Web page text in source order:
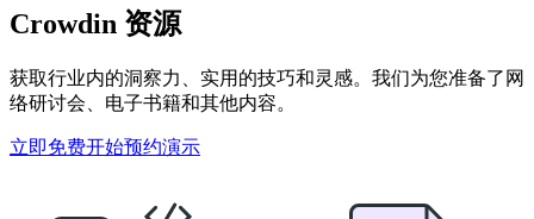
Crowdin 资源
获取行业内的洞察力、实用的技巧和灵感。我们为您准备了网
络研讨会、电子书籍和其他内容。
立即免费开始预约演示